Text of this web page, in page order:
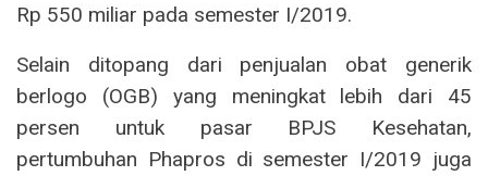
Rp 550 miliar pada semester I/2019.
Selain ditopang dari penjualan obat generik
berlogo (OGB) yang meningkat lebih dari 45
persen untuk pasar BPJS Kesehatan,
pertumbuhan Phapros di semester I/2019 juga